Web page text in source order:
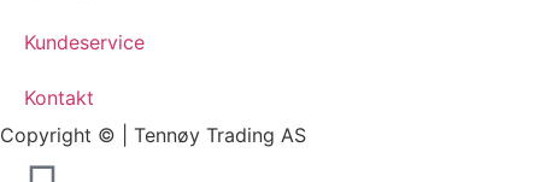
Kundeservice
Kontakt
Copyright © | Tennøy Trading AS